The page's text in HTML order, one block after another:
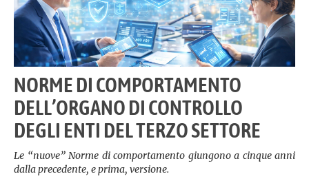
NORME DI COMPORTAMENTO
DELL’ORGANO DI CONTROLLO
DEGLI ENTI DEL TERZO SETTORE
Le “nuove” Norme di comportamento giungono a cinque anni
dalla precedente, e prima, versione.